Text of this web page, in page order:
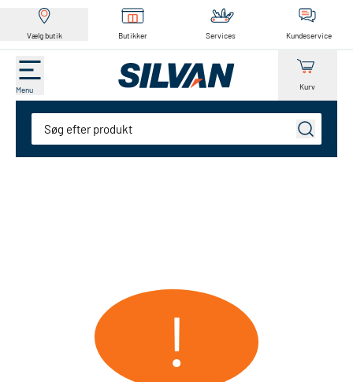
Vælg butik Butikker Services Kundeservice
Menu Kurv
Søg
!